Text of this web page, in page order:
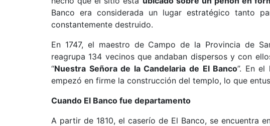
Banco era considerada un lugar estratégico tanto
constantemente destruido.
En 1747, el maestro de Campo de la Provincia de
reagrupa 134 vecinos que andaban dispersos y con
“Nuestra Señora de la Candelaria de El Banco”. En
empezó en firme la construcción del templo, lo que
Cuando El Banco fue departamento
A partir de 1810, el caserío de El Banco, se encuentra